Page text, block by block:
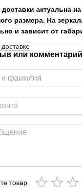
актуальна
размера. На
и зависит от
или комментарий
товар